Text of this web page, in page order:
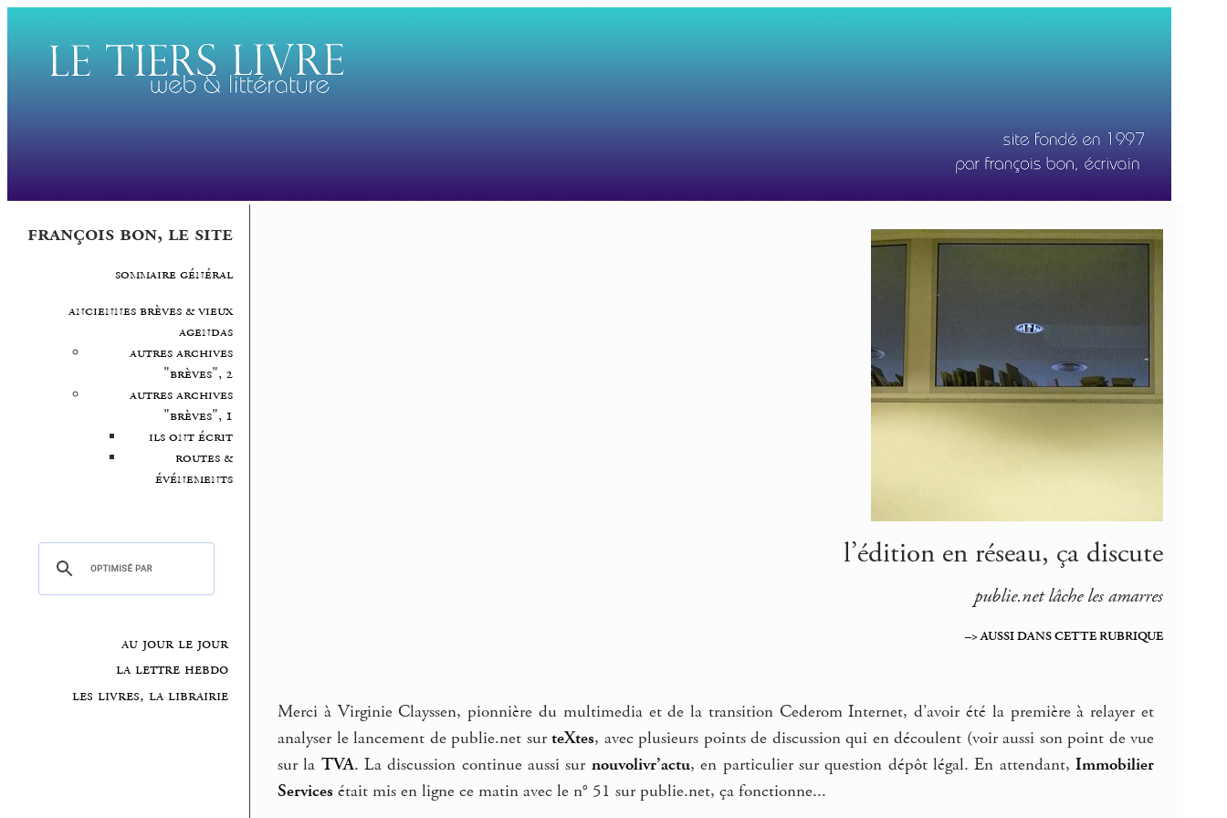
françois bon, le site
sommaire général
anciennes brèves & vieux
agendas
autres archives
"brèves", 2
autres archives
"brèves", 1
ils ont écrit
routes &
événements
au jour le jour
la lettre hebdo
les livres, la librairie
l’édition en réseau, ça discute
publie.net lâche les amarres
–> AUSSI DANS CETTE RUBRIQUE
Merci à Virginie Clayssen, pionnière du multimedia et de la transition Cederom Internet, d’avoir été la première à relayer et
analyser le lancement de publie.net surteXtes, avec plusieurs points de discussion qui en découlent (voir aussi son point de vue
sur la TVA. La discussion continue aussi sur nouvolivr’actu, en particulier sur question dépôt légal. En attendant,Immobilier
Services était mis en ligne ce matin avec le n° 51 sur publie.net, ça fonctionne...